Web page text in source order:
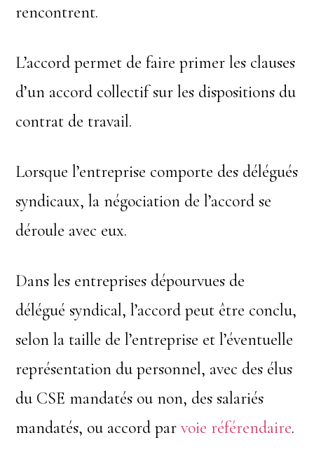
rencontrent.
L’accord permet de faire primer les clauses
d’un accord collectif sur les dispositions du
contrat de travail.
Lorsque l’entreprise comporte des délégués
syndicaux, la négociation de l’accord se
déroule avec eux.
Dans les entreprises dépourvues de
délégué syndical, l’accord peut être conclu,
selon la taille de l’entreprise et l’éventuelle
représentation du personnel, avec des élus
du CSE mandatés ou non, des salariés
mandatés, ou accord parvoie référendaire.